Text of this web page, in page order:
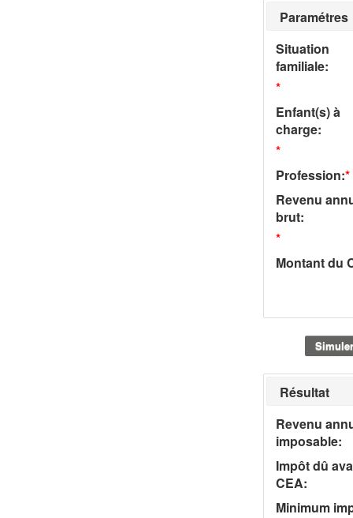
Paramétres
Situation
familiale:
*
Enfant(s) à
charge:
*
Profession:*
Revenu
brut:
*
Montant du
Résultat
Revenu
imposable:
Impôt dû
CEA:
Minimum